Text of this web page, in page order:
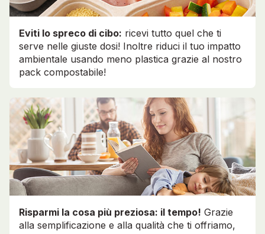
Eviti lo spreco di cibo: ricevi tutto quel che ti
serve nelle giuste dosi! Inoltre riduci il tuo impatto
ambientale usando meno plastica grazie al nostro
pack compostabile!
Risparmi la cosa più preziosa: il tempo! Grazie
alla semplificazione e alla qualità che ti offriamo,